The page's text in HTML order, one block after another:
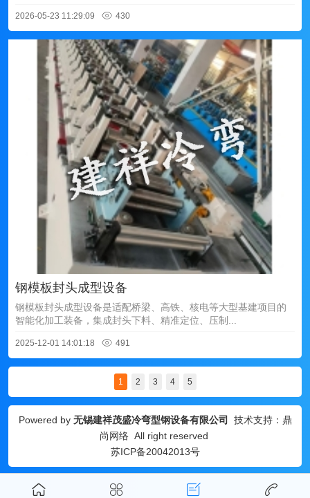
2026-05-23 11:29:09 430
钢模板封头成型设备
钢模板封头成型设备是适配桥梁、高铁、核电等大型基建项目的
智能化加工装备，集成封头下料、精准定位、压制...
2025-12-01 14:01:18 491
1 2 3 4 5
Powered by 无锡建祥茂盛冷弯型钢设备有限公司 技术支持： 鼎
尚网络All right reserved
苏ICP备20042013号